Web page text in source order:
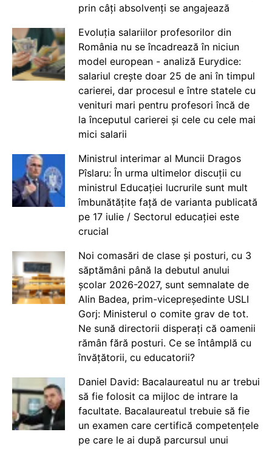
prin câți absolvenți se angajează
Evoluția salariilor profesorilor din
România nu se încadrează în niciun
model european - analiză Eurydice:
salariul crește doar 25 de ani în timpul
carierei, dar procesul e între statele cu
venituri mari pentru profesori încă de
la începutul carierei și cele cu cele mai
mici salarii
Ministrul interimar al Muncii Dragos
Pîslaru: În urma ultimelor discuții cu
ministrul Educației lucrurile sunt mult
îmbunătățite față de varianta publicată
pe 17 iulie / Sectorul educației este
crucial
Noi comasări de clase și posturi, cu 3
săptămâni până la debutul anului
școlar 2026-2027, sunt semnalate de
Alin Badea, prim-vicepreședinte USLI
Gorj: Ministerul o comite grav de tot.
Ne sună directorii disperați că oamenii
rămân fără posturi. Ce se întâmplă cu
învățătorii, cu educatorii?
Daniel David: Bacalaureatul nu ar trebui
să fie folosit ca mijloc de intrare la
facultate. Bacalaureatul trebuie să fie
un examen care certifică competențele
pe care le ai după parcursul unui